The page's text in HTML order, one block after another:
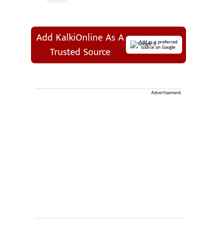
Add KalkiOnline As A
Trusted Source
Add as a preferred
source on Google
Advertisement